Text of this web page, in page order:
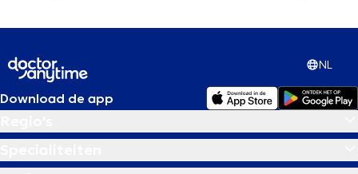
NL
Download de app